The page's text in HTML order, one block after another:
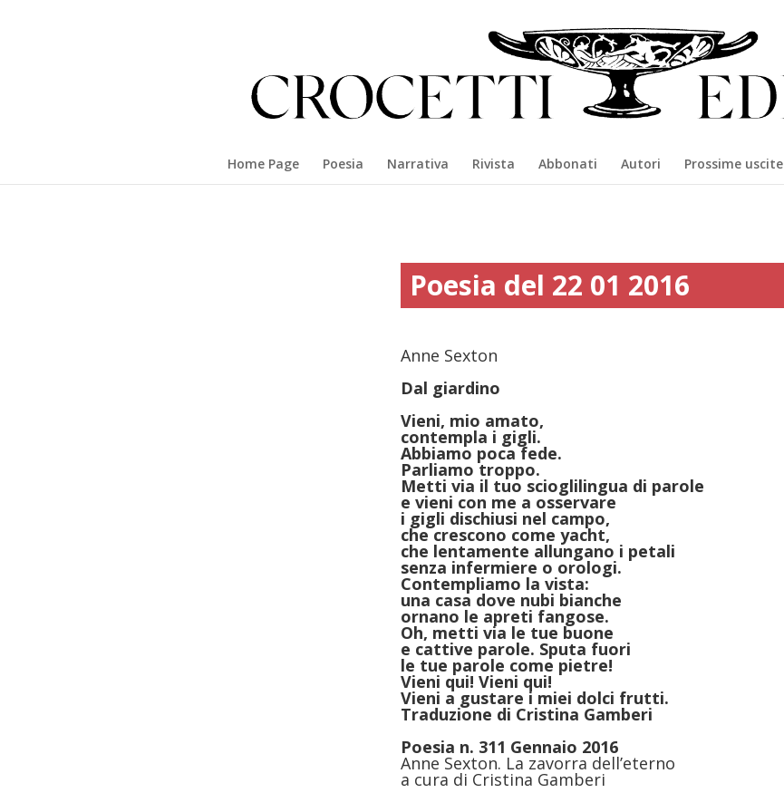
Home Page Poesia Narrativa Rivista Abbonati Autori Prossime uscite
Poesia del 22 01 2016
Anne Sexton
Dal giardino
Vieni, mio amato,
contempla i gigli.
Abbiamo poca fede.
Parliamo troppo.
Metti via il tuo scioglilingua di parole
e vieni con me a osservare
i gigli dischiusi nel campo,
che crescono come yacht,
che lentamente allungano i petali
senza infermiere o orologi.
Contempliamo la vista:
una casa dove nubi bianche
ornano le apreti fangose.
Oh, metti via le tue buone
e cattive parole. Sputa fuori
le tue parole come pietre!
Vieni qui! Vieni qui!
Vieni a gustare i miei dolci frutti.
Traduzione di Cristina Gamberi
Poesia n. 311 Gennaio 2016
Anne Sexton. La zavorra dell’eterno
a cura di Cristina Gamberi